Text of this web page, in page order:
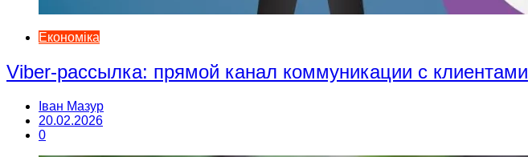
Економіка
Viber-рассылка: прямой канал коммуникации с клиентами
Іван Мазур
20.02.2026
0